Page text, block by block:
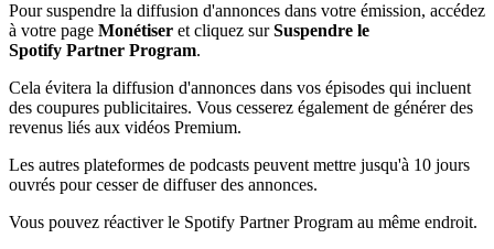
Pour suspendre la diffusion d'annonces dans votre émission, accédez
à votre page Monétiser et cliquez surSuspendre le
Spotify Partner Program.
Cela évitera la diffusion d'annonces dans vos épisodes qui incluent
des coupures publicitaires. Vous cesserez également de générer des
revenus liés aux vidéos Premium.
Les autres plateformes de podcasts peuvent mettre jusqu'à 10 jours
ouvrés pour cesser de diffuser des annonces.
Vous pouvez réactiver le Spotify Partner Program au même endroit.